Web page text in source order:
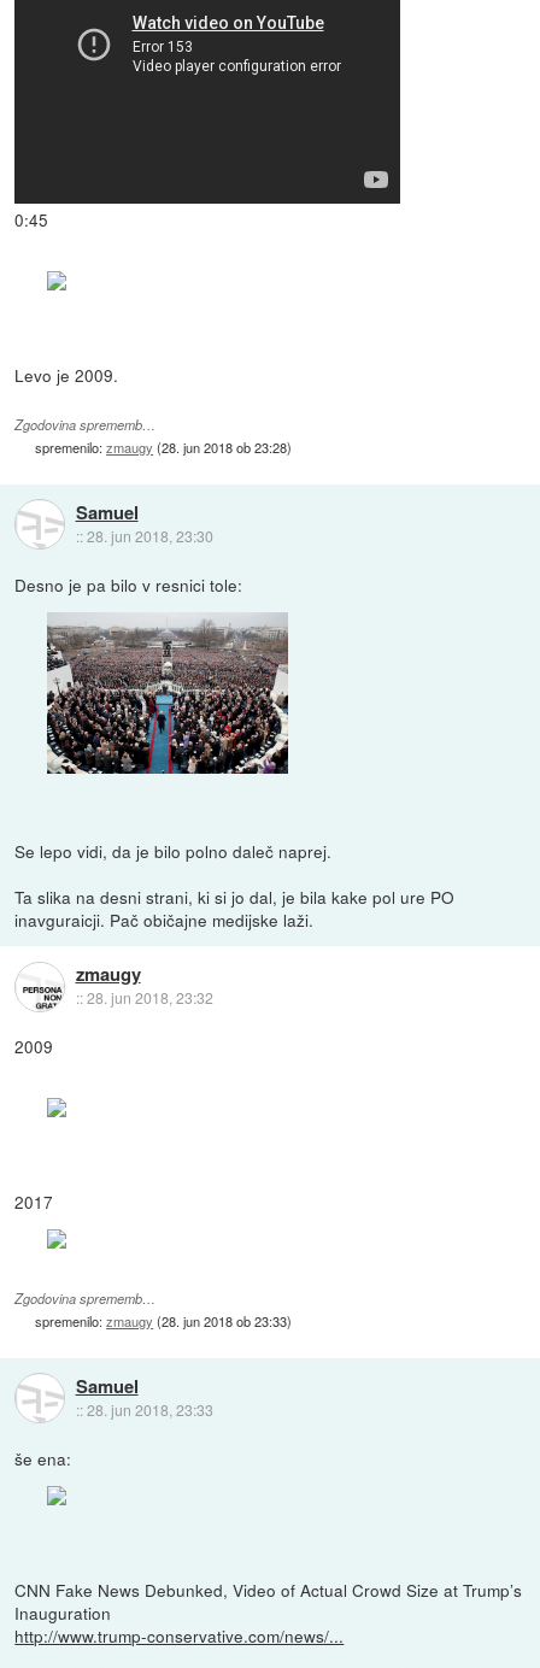
0:45
Levo je 2009.
Zgodovina sprememb…
spremenilo:zmaugy (28. jun 2018 ob 23:28)
Samuel
::28. jun 2018, 23:30
Desno je pa bilo v resnici tole:
Se lepo vidi, da je bilo polno daleč naprej.
Ta slika na desni strani, ki si jo dal, je bila kake pol ure PO
inavguraicji. Pač običajne medijske laži.
zmaugy
::28. jun 2018, 23:32
2009
2017
Zgodovina sprememb…
spremenilo:zmaugy (28. jun 2018 ob 23:33)
Samuel
::28. jun 2018, 23:33
še ena:
CNN Fake News Debunked, Video of Actual Crowd Size at Trump’s
Inauguration
http://www.trump-conservative.com/news/...